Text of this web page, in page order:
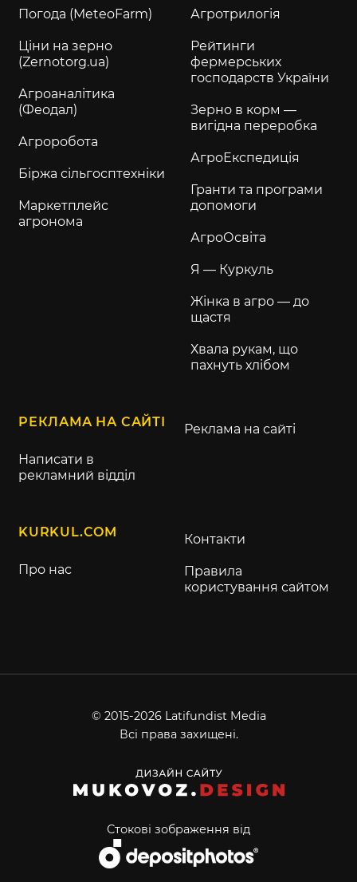
Погода (MeteoFarm)
Ціни на зерно
(Zernotorg.ua)
Агроаналітика
(Феодал)
Агроробота
Біржа сільгосптехніки
Маркетплейс
агронома
Агротрилогія
Рейтинги
фермерських
господарств України
Зерно в корм —
вигідна переробка
АгроЕкспедиція
Гранти та програми
допомоги
АгроОсвіта
Я — Куркуль
Жінка в агро — до
щастя
Хвала рукам, що
пахнуть хлібом
РЕКЛАМА НА САЙТІ
Написати в
рекламний відділ
Реклама на сайті
KURKUL.COM
Про нас
Контакти
Правила
користування сайтом
© 2015-2026 Latifundist Media
Всі права захищені.
Стокові зображення від